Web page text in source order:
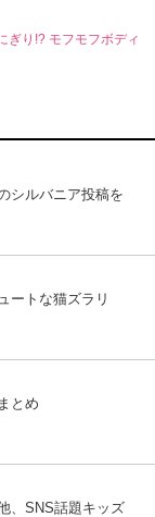
ぎり!? モフモフボディ
シルバニア投稿を
ートな猫ズラリ
とめ
、SNS話題キッズ